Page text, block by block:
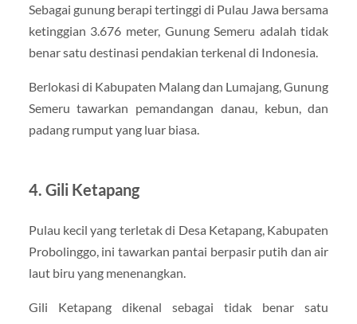
Sebagai gunung berapi tertinggi di Pulau Jawa bersama
ketinggian 3.676 meter, Gunung Semeru adalah tidak
benar satu destinasi pendakian terkenal di Indonesia.
Berlokasi di Kabupaten Malang dan Lumajang, Gunung
Semeru tawarkan pemandangan danau, kebun, dan
padang rumput yang luar biasa.
4. Gili Ketapang
Pulau kecil yang terletak di Desa Ketapang, Kabupaten
Probolinggo, ini tawarkan pantai berpasir putih dan air
laut biru yang menenangkan.
Gili Ketapang dikenal sebagai tidak benar satu